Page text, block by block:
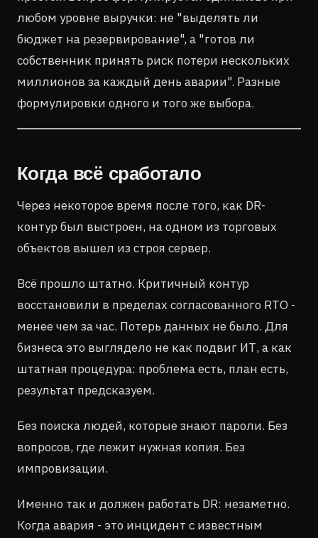
любом уровне выручки: не "выделять ли
бюджет на резервирование", а "готов ли
собственник принять риск потери нескольких
миллионов за каждый день аварии". Разные
формулировки одного и того же выбора.
Когда всё сработало
Через некоторое время после того, как DR-
контур был выстроен, на одном из торговых
объектов вышел из строя сервер.
Всё прошло штатно. Критичный контур
восстановили в пределах согласованного RTO -
менее чем за час. Потерь данных не было. Для
бизнеса это выглядело не как подвиг ИТ, а как
штатная процедура: проблема есть, план есть,
результат предсказуем.
Без поиска людей, которые знают пароли. Без
вопросов, где лежит нужная копия. Без
импровизации.
Именно так и должен работать DR: незаметно.
Когда авария - это инцидент с известным